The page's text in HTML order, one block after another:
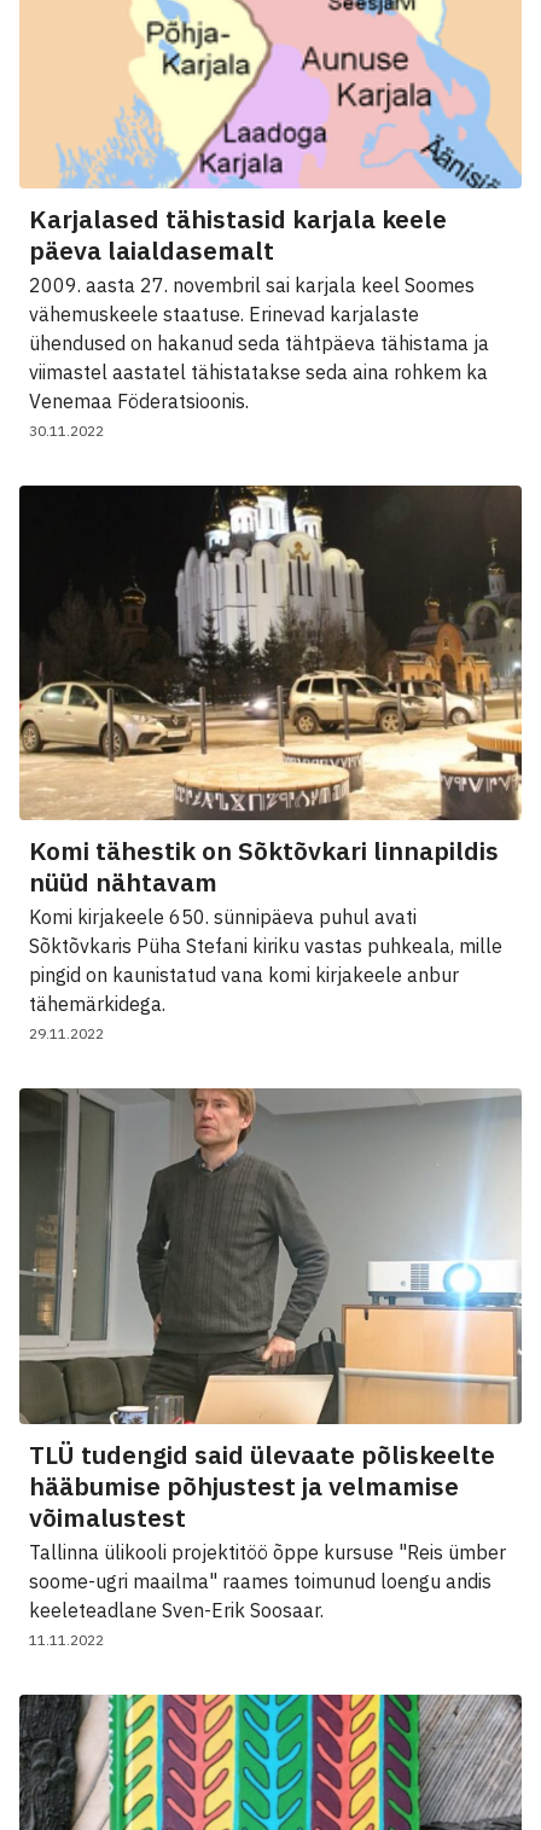
Karjalased tähistasid karjala keele
päeva laialdasemalt
2009. aasta 27. novembril sai karjala keel Soomes
vähemuskeele staatuse. Erinevad karjalaste
ühendused on hakanud seda tähtpäeva tähistama ja
viimastel aastatel tähistatakse seda aina rohkem ka
Venemaa Föderatsioonis.
30.11.2022
Komi tähestik on Sõktõvkari linnapildis
nüüd nähtavam
Komi kirjakeele 650. sünnipäeva puhul avati
Sõktõvkaris Püha Stefani kiriku vastas puhkeala, mille
pingid on kaunistatud vana komi kirjakeele anbur
tähemärkidega.
29.11.2022
TLÜ tudengid said ülevaate põliskeelte
hääbumise põhjustest ja velmamise
võimalustest
Tallinna ülikooli projektitöö õppe kursuse "Reis ümber
soome-ugri maailma" raames toimunud loengu andis
keeleteadlane Sven-Erik Soosaar.
11.11.2022